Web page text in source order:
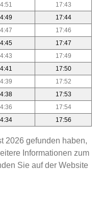
17:43
17:44
17:46
17:47
17:49
17:50
17:52
17:53
17:54
17:56
2026 gefunden haben,
Informationen zum
Sie auf der Website